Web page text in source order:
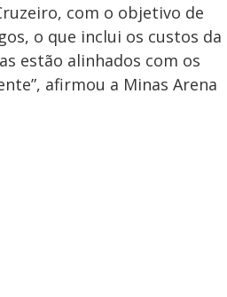
com o objetivo de
o que inclui os custos da
estão alinhados com os
afirmou a Minas Arena